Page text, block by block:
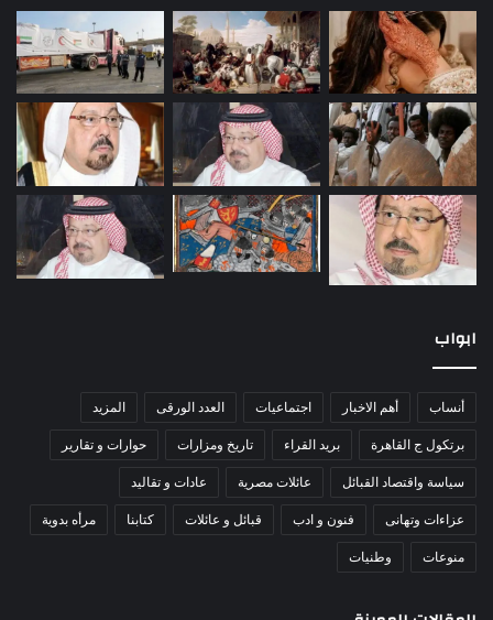
ابواب
أنساب أهم الاخبار اجتماعيات العدد الورقى المزيد
برتكول ج القاهرة بريد القراء تاريخ ومزارات حوارات و تقارير
سياسة واقتصاد القبائل عائلات مصرية عادات و تقاليد
عزاءات وتهانى فنون و ادب قبائل و عائلات كتابنا مرأه بدوية
منوعات وطنيات